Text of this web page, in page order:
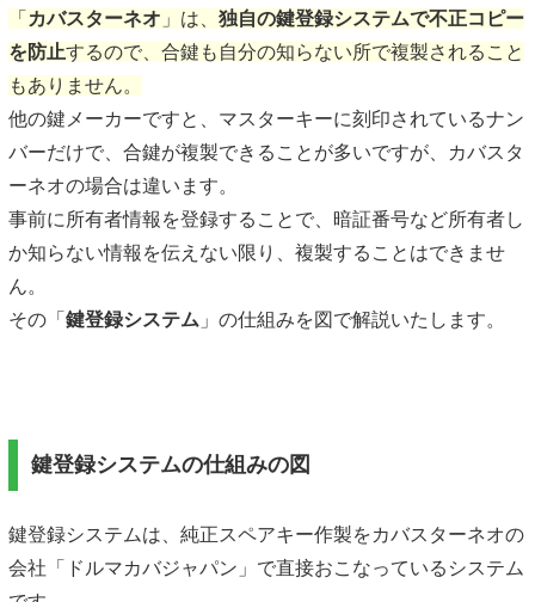
「 カバスターネオ 」は、 独自の鍵登録システムで不正コピー
を防止するので、合鍵も自分の知らない所で複製されること
もありません。
他の鍵メーカーですと、マスターキーに刻印されているナン
バーだけで、合鍵が複製できることが多いですが、カバスタ
ーネオの場合は違います。
事前に所有者情報を登録することで、暗証番号など所有者し
か知らない情報を伝えない限り、複製することはできませ
ん。
その「 鍵登録システム 」の仕組みを図で解説いたします。
鍵登録システムの仕組みの図
鍵登録システムは、純正スペアキー作製をカバスターネオの
会社「ドルマカバジャパン」で直接おこなっているシステム